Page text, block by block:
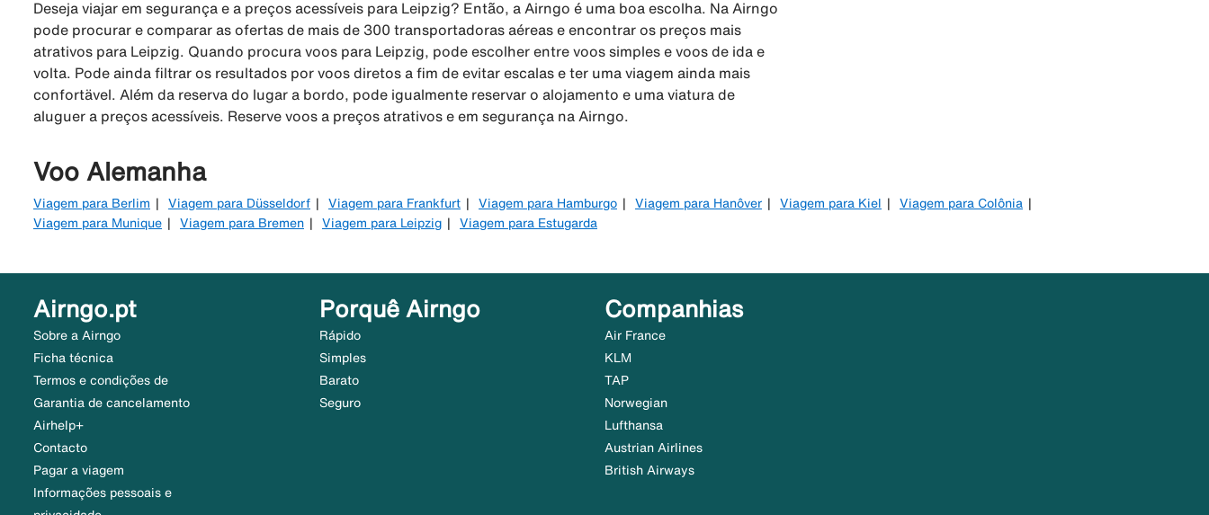
Deseja viajar em segurança e a preços acessíveis para Leipzig? Então, a Airngo é uma boa escolha. Na Airngo
pode procurar e comparar as ofertas de mais de 300 transportadoras aéreas e encontrar os preços mais
atrativos para Leipzig. Quando procura voos para Leipzig, pode escolher entre voos simples e voos de ida e
volta. Pode ainda filtrar os resultados por voos diretos a fim de evitar escalas e ter uma viagem ainda mais
confortävel. Além da reserva do lugar a bordo, pode igualmente reservar o alojamento e uma viatura de
aluguer a preços acessíveis. Reserve voos a preços atrativos e em segurança na Airngo.
Voo Alemanha
Viagem para Berlim Viagem para Düsseldorf Viagem para Frankfurt Viagem para Hamburgo Viagem para Hanôver Viagem para Kiel
Viagem para Colônia
Viagem para Munique
Viagem para Bremen Viagem para Leipzig Viagem para Estugarda
Airngo.pt
Sobre a Airngo
Ficha técnica
Termos e condições de
Garantia de cancelamento
Airhelp+
Contacto
Pagar a viagem
Informações pessoais e
Porquê Airngo
Rápido
Simples
Barato
Seguro
Companhias
Air France
KLM
TAP
Norwegian
Lufthansa
Austrian Airlines
British Airways